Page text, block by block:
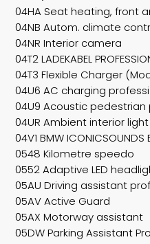
04HA Seat heating, front
04NB Autom. climate
04NR Interior camera
04T2 LADEKABEL
04T3 Flexible Charger
04U6 AC charging
04U9 Acoustic
04UR Ambient interior light
04V1 BMW ICONICSOUNDS
0548 Kilometre speedo
0552 Adaptive LED
05AU Driving assistant
05AV Active Guard
05AX Motorway assistant
05DW Parking Assistant